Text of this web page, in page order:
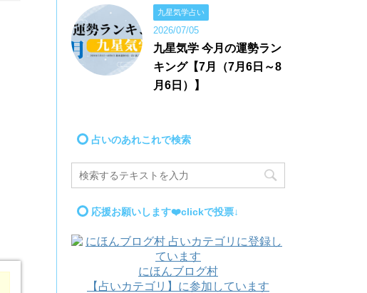
九星気学占い
2026/07/05
九星気学 今月の運勢ラン
キング【7月（7月6日～8
月6日）】
占いのあれこれで検索
応援お願いします❤️clickで投票↓
にほんブログ村
【占いカテゴリ】に参加しています